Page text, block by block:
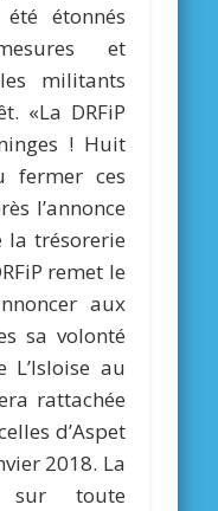
étonnés
et
militants
«La DRFiP
! Huit
fermer ces
l’annonce
la trésorerie
remet le
aux
sa volonté
au
rattachée
d’Aspet
2018. La
sur toute